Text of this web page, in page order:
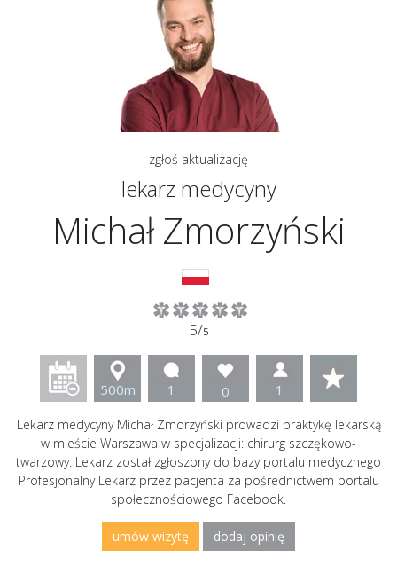
zgłoś aktualizację
lekarz medycyny
Michał Zmorzyński
5/5
500m 1 0 1
Lekarz medycyny Michał Zmorzyński prowadzi praktykę lekarską
w mieście Warszawa w specjalizacji: chirurg szczękowo-
twarzowy. Lekarz został zgłoszony do bazy portalu medycznego
Profesjonalny Lekarz przez pacjenta za pośrednictwem portalu
społecznościowego Facebook.
umów wizytę dodaj opinię